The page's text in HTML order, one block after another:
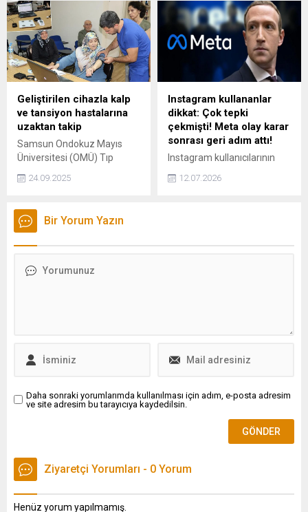
yatırımcıya karşı hukuki
süreç başlatacaklarını
duyurdu.
3,6 arttığını açıkladı.
Geliştirilen cihazla kalp
ve tansiyon hastalarına
uzaktan takip
Samsun Ondokuz Mayıs
Üniversitesi (OMÜ) Tıp
Mühendisliği ile Sağlık
birliğinde geliştirilen cihazla
kronik hastaların verileri
tansiyon, nabız ve kilo
24.09.2025
Instagram kullananlar
dikkat: Çok tepki
çekmişti! Meta olay karar
sonrası geri adım attı!
Instagram kullanıcılarının
sistemine dahil edilmesine
12.07.2026
Bir Yorum Yazın
Daha sonraki yorumlarımda kullanılması için adım, e-posta adresim
ve site adresim bu tarayıcıya kaydedilsin.
Ziyaretçi Yorumları - 0 Yorum
Henüz yorum yapılmamış.